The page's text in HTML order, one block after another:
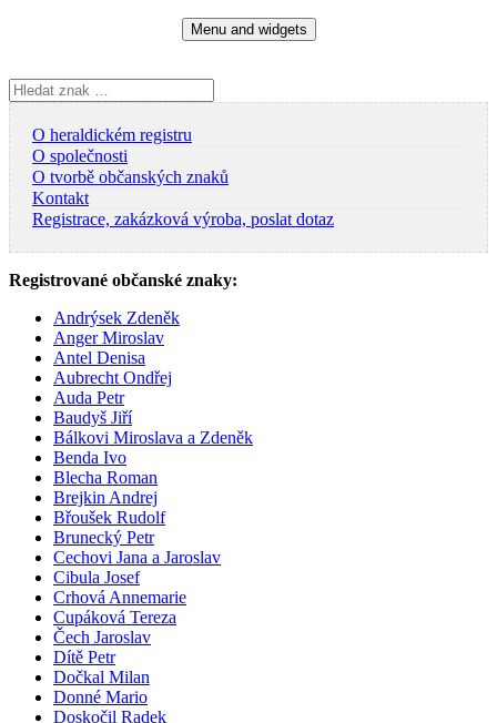
Menu and widgets
Vyhledávání
O heraldickém registru
O společnosti
O tvorbě občanských znaků
Kontakt
Registrace, zakázková výroba, poslat dotaz
Registrované občanské znaky:
Andrýsek Zdeněk
Anger Miroslav
Antel Denisa
Aubrecht Ondřej
Auda Petr
Baudyš Jiří
Bálkovi Miroslava a Zdeněk
Benda Ivo
Blecha Roman
Brejkin Andrej
Břoušek Rudolf
Brunecký Petr
Cechovi Jana a Jaroslav
Cibula Josef
Crhová Annemarie
Cupáková Tereza
Čech Jaroslav
Dítě Petr
Dočkal Milan
Donné Mario
Doskočil Radek